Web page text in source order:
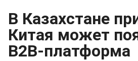
В Казахстане
Китая может
B2B-платформа